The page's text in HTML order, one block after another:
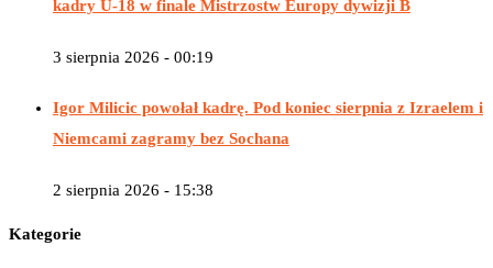
kadry U-18 w finale Mistrzostw Europy dywizji B
3 sierpnia 2026 - 00:19
Igor Milicic powołał kadrę. Pod koniec sierpnia z Izraelem i
Niemcami zagramy bez Sochana
2 sierpnia 2026 - 15:38
Kategorie